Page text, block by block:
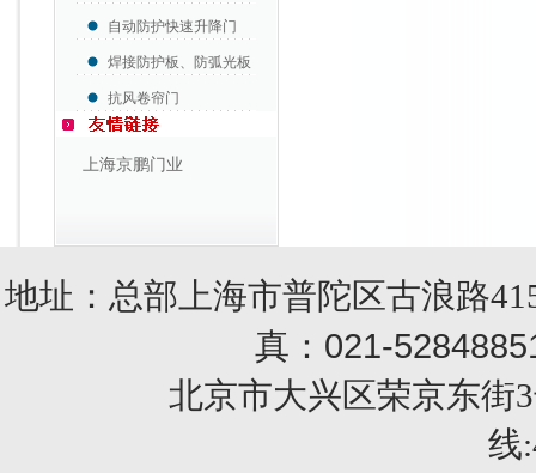
自动防护快速升降门
焊接防护板、防弧光板
抗风卷帘门
上海京鹏门业
地址：总部上海市普陀区古浪路
真： 021-
北京市大兴区荣京东街3
线